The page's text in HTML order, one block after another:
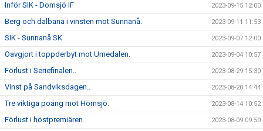
Inför SIK - Domsjö IF 2023-09-15 12:00
Berg och dalbana i vinsten mot Sunnanå. 2023-09-11 11:53
SIK - Sunnanå SK 2023-09-07 12:00
Oavgjort i toppderbyt mot Umedalen. 2023-09-04 10:57
Förlust i Seriefinalen.. 2023-08-29 15:30
Vinst på Sandviksdagen.. 2023-08-20 14:44
Tre viktiga poäng mot Hörnsjö. 2023-08-14 10:52
Förlust i höstpremiären. 2023-08-09 09:50